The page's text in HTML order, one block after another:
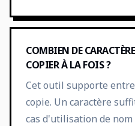
COMBIEN DE
COPIER À LA FOIS ?
Cet outil supporte
copie. Un caractère
cas d'utilisation de